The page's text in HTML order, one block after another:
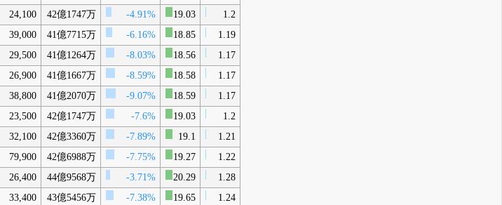
24,100 42億1747万 -4.91% 19.03
1.2
39,000 41億7715万 -6.16% 18.85
1.19
29,500 41億1264万 -8.03% 18.56
1.17
26,900 41億1667万 -8.59% 18.58
1.17
38,800 41億2070万 -9.07% 18.59
1.17
23,500 42億1747万 -7.6% 19.03
1.2
32,100 42億3360万 -7.89% 19.1
1.21
79,900 42億6988万 -7.75% 19.27
1.22
26,400 44億9568万 -3.71% 20.29
1.28
33,400 43億5456万 -7.38% 19.65
1.24